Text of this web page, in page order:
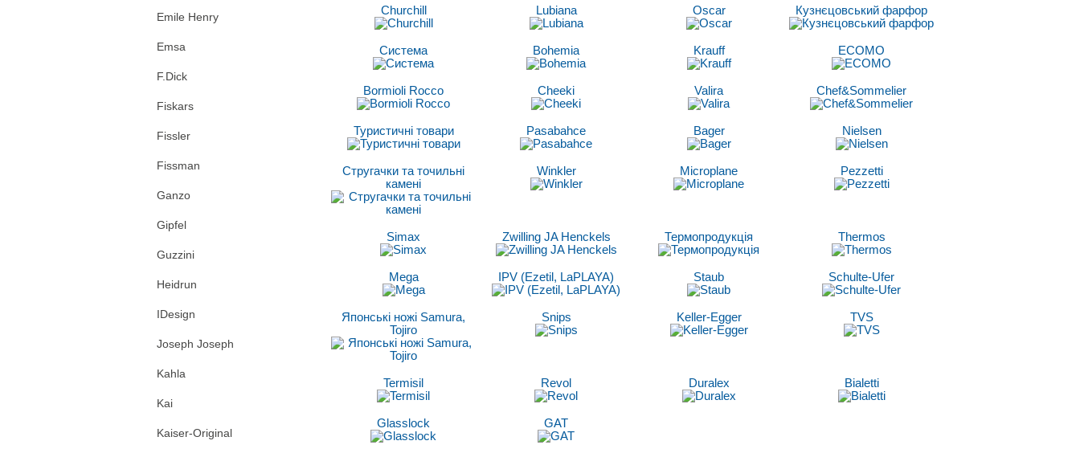
Emile Henry
Emsa
F.Dick
Fiskars
Fissler
Fissman
Ganzo
Gipfel
Guzzini
Heidrun
IDesign
Joseph Joseph
Kahla
Kai
Kaiser-Original
Churchill Lubiana Oscar Кузнєцовський фарфор
Система Bohemia Krauff ECOMO
Bormioli Rocco Cheeki Valira Chef&Sommelier
Туристичні товари Pasabahce Bager Nielsen
Стругачки та точильні
камені
Winkler Microplane Pezzetti
Simax Zwilling JA Henckels Термопродукція Thermos
Mega IPV (Ezetil, LaPLAYA) Staub Schulte-Ufer
Японські ножі Samura,
Tojiro
Snips Keller-Egger TVS
Termisil Revol Duralex Bialetti
Glasslock GAT